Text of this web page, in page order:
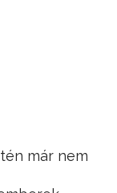
már nem